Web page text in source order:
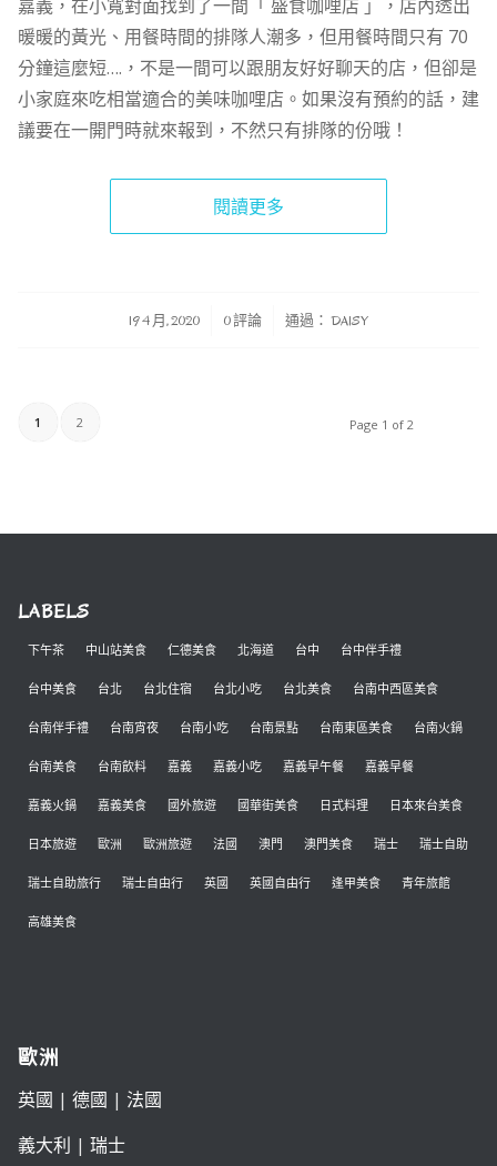
嘉義，在小寬對面找到了一間「 盛食咖哩店 」，店內透出
暖暖的黃光、用餐時間的排隊人潮多，但用餐時間只有 70
分鐘這麼短….，不是一間可以跟朋友好好聊天的店，但卻是
小家庭來吃相當適合的美味咖哩店。如果沒有預約的話，建
議要在一開門時就來報到，不然只有排隊的份哦！
閱讀更多
19 4 月, 2020
/ 0 評論 通過： DAISY
Page 1 of 2
1 2
LABELS
下午茶 中山站美食 仁德美食 北海道 台中 台中伴手禮
台中美食 台北 台北住宿 台北小吃 台北美食 台南中西區美食
台南伴手禮 台南宵夜 台南小吃 台南景點 台南東區美食 台南火鍋
台南美食 台南飲料 嘉義 嘉義小吃 嘉義早午餐 嘉義早餐
嘉義火鍋 嘉義美食 國外旅遊 國華街美食 日式料理 日本來台美食
日本旅遊 歐洲 歐洲旅遊 法國 澳門 澳門美食 瑞士 瑞士自助
瑞士自助旅行 瑞士自由行 英國 英國自由行 逢甲美食 青年旅館
高雄美食
歐洲
英國 | 德國 | 法國
義大利 | 瑞士